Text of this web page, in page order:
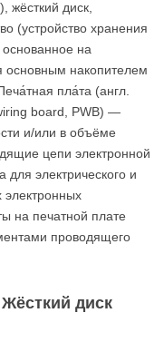
жёсткий диск,
(устройство хранения
на
основным накопителем
пла́та (англ.
board, PWB) —
и/или в объёме
цепи электронной
электрического и
электронных
на печатной плате
проводящего
диск